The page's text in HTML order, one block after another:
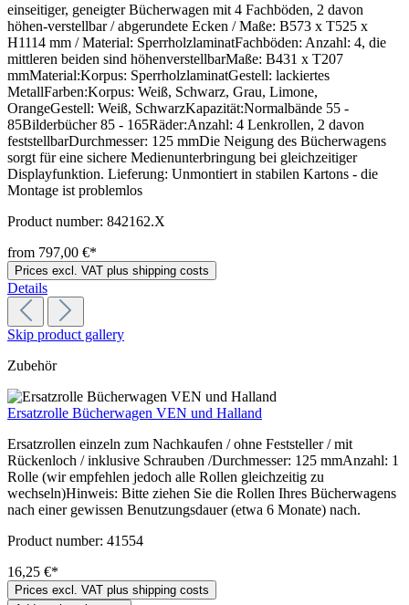
einseitiger, geneigter Bücherwagen mit 4 Fachböden, 2 davon
höhen-verstellbar / abgerundete Ecken / Maße: B573 x T525 x
H1114 mm / Material: SperrholzlaminatFachböden: Anzahl: 4, die
mittleren beiden sind höhenverstellbarMaße: B431 x T207
mmMaterial:Korpus: SperrholzlaminatGestell: lackiertes
MetallFarben:Korpus: Weiß, Schwarz, Grau, Limone,
OrangeGestell: Weiß, SchwarzKapazität:Normalbände 55 -
85Bilderbücher 85 - 165Räder:Anzahl: 4 Lenkrollen, 2 davon
feststellbarDurchmesser: 125 mmDie Neigung des Bücherwagens
sorgt für eine sichere Medienunterbringung bei gleichzeitiger
Displayfunktion. Lieferung: Unmontiert in stabilen Kartons - die
Montage ist problemlos
Product number: 842162.X
from 797,00 €*
Prices excl. VAT plus shipping costs
Details
Skip product gallery
Zubehör
Ersatzrolle Bücherwagen VEN und Halland
Ersatzrollen einzeln zum Nachkaufen / ohne Feststeller / mit
Rückenloch / inklusive Schrauben /Durchmesser: 125 mmAnzahl: 1
Rolle (wir empfehlen jedoch alle Rollen gleichzeitig zu
wechseln)Hinweis: Bitte ziehen Sie die Rollen Ihres Bücherwagens
nach einer gewissen Benutzungsdauer (etwa 6 Monate) nach.
Product number: 41554
16,25 €*
Prices excl. VAT plus shipping costs